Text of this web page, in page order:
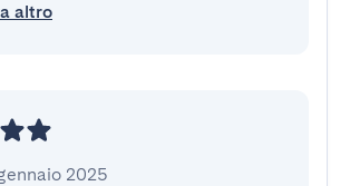
altro
2025